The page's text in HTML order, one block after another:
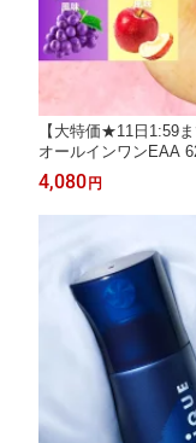
【大特価★11日1:59
オールインワンEAA
ノ酸 レモン風味 マス
ロテイン 高配合 クレ
ニング
4,080 円